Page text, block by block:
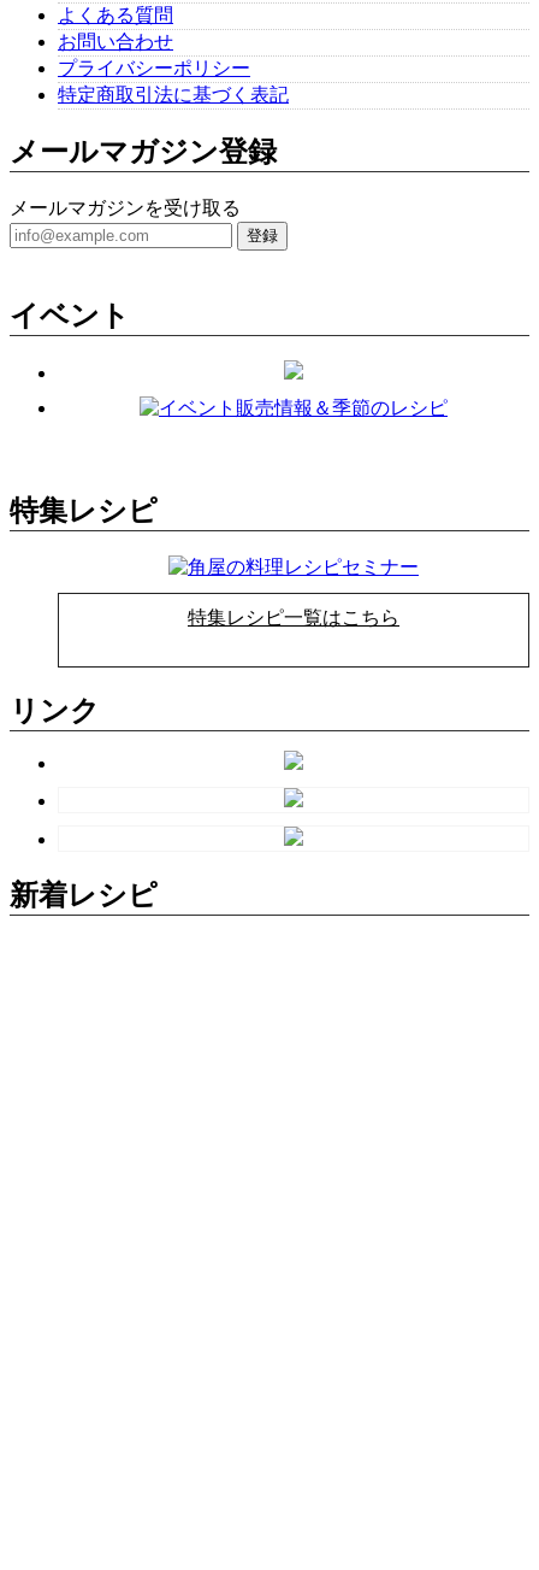
2019/04/12
よくある質問
お問い合わせ
プライバシーポリシー
特定商取引法に基づく表記
メールマガジン登録
メールマガジンを受け取る
登録
イベント
特集レシピ
特集レシピ一覧はこちら
リンク
新着レシピ